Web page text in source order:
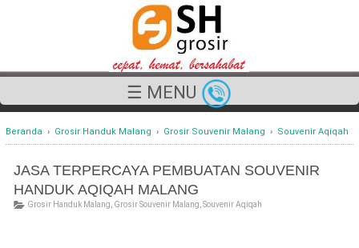
☰ MENU
Beranda › Grosir Handuk Malang › Grosir Souvenir Malang › Souvenir Aqiqah
JASA TERPERCAYA PEMBUATAN SOUVENIR
HANDUK AQIQAH MALANG
Grosir Handuk Malang Grosir Souvenir Malang Souvenir Aqiqah